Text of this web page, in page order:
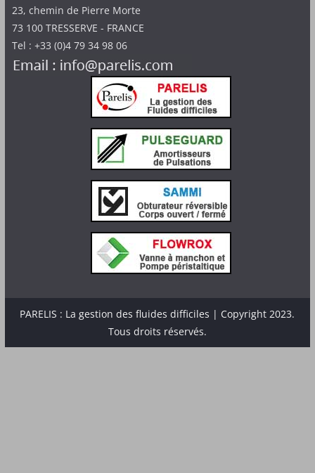
23, chemin de Pierre Morte
73 100 TRESSERVE - FRANCE
Tel : +33 (0)4 79 34 98 06
PARELIS : La gestion des fluides difficiles | Copyright 2023.
Tous droits réservés.